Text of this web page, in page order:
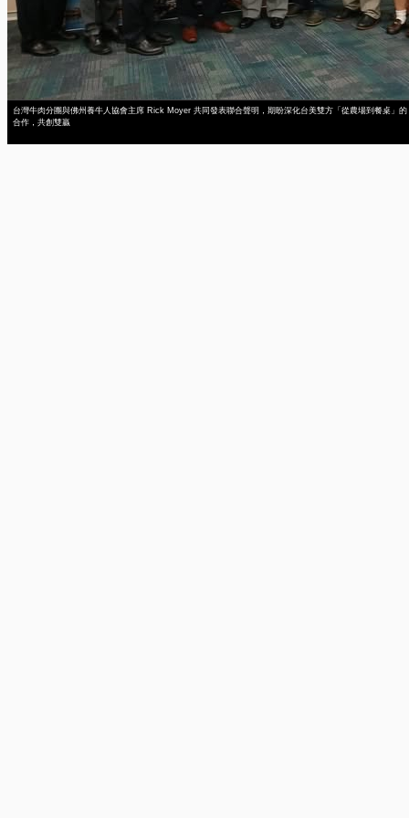
台灣牛肉分團與佛州養牛人協會主席 Rick Moyer 共同發表聯合聲明，期盼深化台美雙方「從農場到餐桌」的
合作，共創雙贏